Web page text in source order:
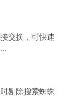
交换，可快速
剔除搜索蜘蛛